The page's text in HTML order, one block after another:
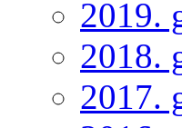
2019.
2018.
2017.